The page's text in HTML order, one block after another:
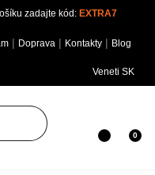
zadajte kód: EXTRA7
| Doprava | Kontakty | Blog
Veneti SK
0